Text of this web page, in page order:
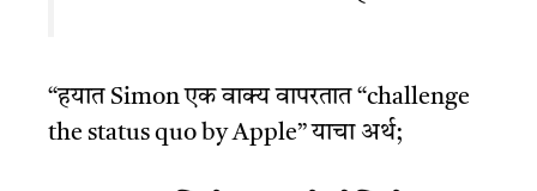
“हयात Simon एक वाक्य वापरतात “challenge
the status quo by Apple” याचा अर्थ;